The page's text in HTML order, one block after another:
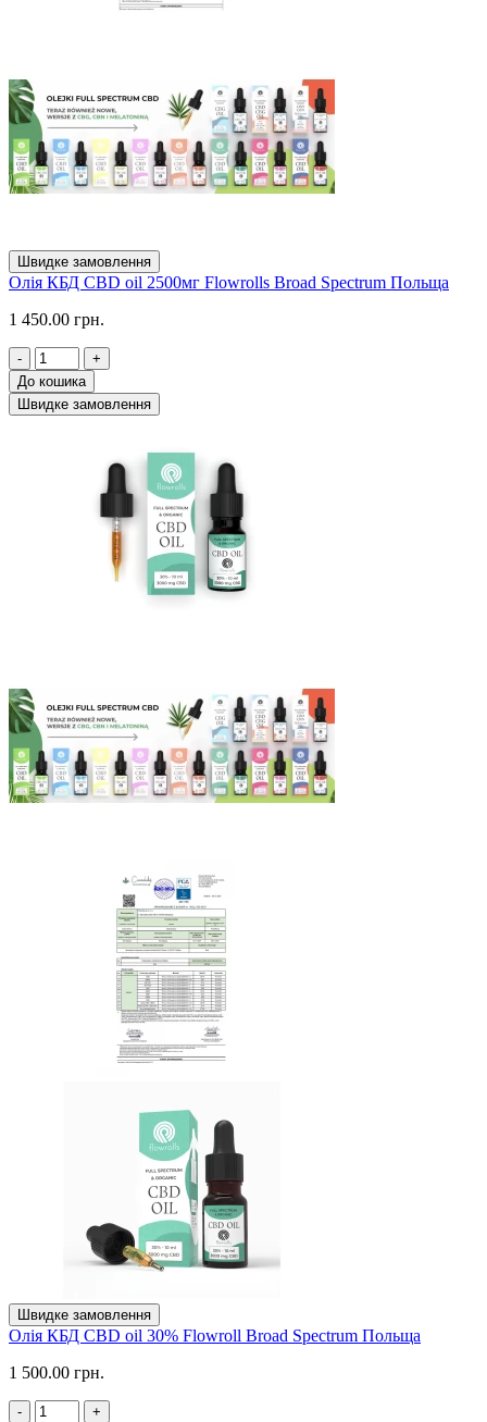
Швидке замовлення
Олія КБД CBD oil 2500мг Flowrolls Broad Spectrum Польща
1 450.00 грн.
-
+
До кошика
Швидке замовлення
Швидке замовлення
Олія КБД CBD oil 30% Flowroll Broad Spectrum Польща
1 500.00 грн.
-
+